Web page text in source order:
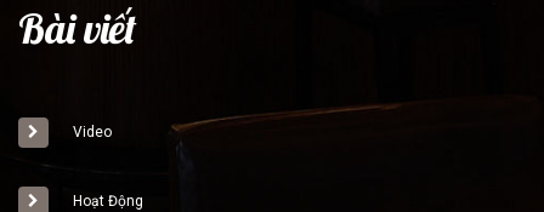
Bài viết
Video
Hoạt Động